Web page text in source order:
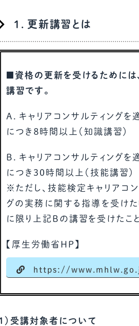
１．更新講習とは
■資格の更新を受けるためには
講習です。
A．キャリアコンサルティング
につき８時間以上（知識講習）
B．キャリアコンサルティング
につき30時間以上（技能講習）
※ただし、技能検定キャリアコ
グの実務に関する指導を受け
に限り上記Bの講習を受けたこ
【厚生労働省ＨＰ】
https://
）受講対象者について